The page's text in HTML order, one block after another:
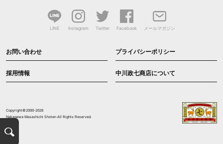
LINE Instagram Twitter Facebook メールマガジン
お問い合わせ プライバシーポリシー
採用情報 中川政七商店について
Copyright©2000-2026
Nakagawa Masashichi Shoten All Rights Reserved.
検